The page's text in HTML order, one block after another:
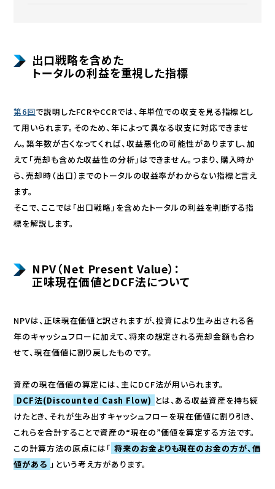
出口戦略を含めた
トータルの利益を重視した指標
第6回で説明したFCRやCCRでは、年単位での収支を見る指標とし
て用いられます。そのため、年によって異なる収支に対応できませ
ん。築年数が古くなってくれば、収益悪化の可能性がありますし、加
えて「売却も含めた収益性の分析」はできません。つまり、購入時か
ら、売却時（出口）までのトータルの収益率がわからない指標と言え
ます。
そこで、ここでは「出口戦略」を含めたトータルの利益を判断する指
標を解説します。
NPV（Net Present Value）：
正味現在価値とDCF法について
NPVは、正味現在価値と訳されますが、投資により生み出される各
年のキャッシュフローに加えて、将来の想定される売却金額も合わ
せて、現在価値に割り戻したものです。
資産の現在価値の算定には、主にDCF法が用いられます。
DCF法(Discounted Cash Flow) とは、ある収益資産を持ち続
けたとき、それが生み出すキャッシュフローを現在価値に割り引き、
これらを合計することで資産の“現在の”価値を算定する方法です。
この計算方法の原点には「 将来のお金よりも現在のお金の方が、価
値がある 」という考え方があります。